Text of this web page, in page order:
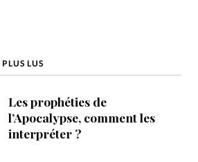
LUS
Les prophéties de
l’Apocalypse, comment les
interpréter ?